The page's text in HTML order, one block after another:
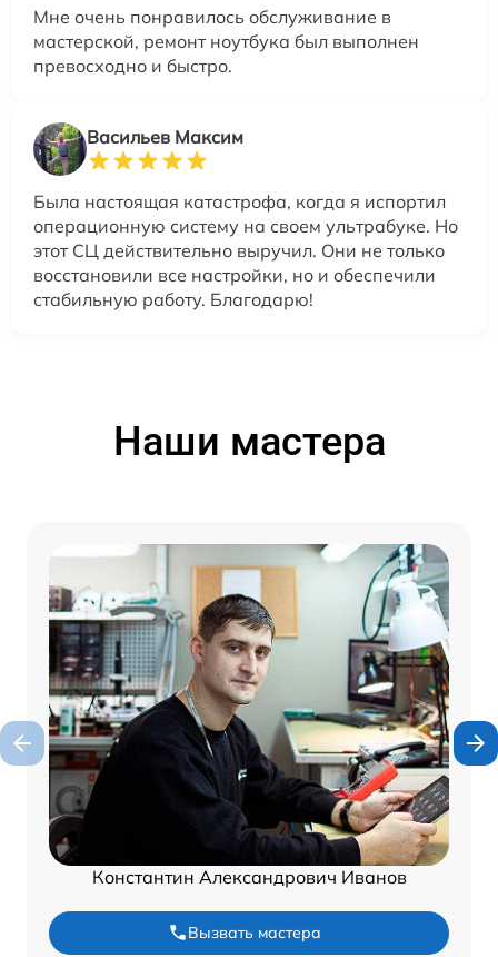
Мне очень понравилось обслуживание в
мастерской, ремонт ноутбука был выполнен
превосходно и быстро.
Васильев Максим
Была настоящая катастрофа, когда я испортил
операционную систему на своем ультрабуке. Но
этот СЦ действительно выручил. Они не только
восстановили все настройки, но и обеспечили
стабильную работу. Благодарю!
Наши мастера
Константин Александрович Иванов
Вызвать мастера